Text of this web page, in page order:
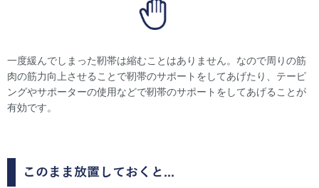
一度緩んでしまった靭帯は縮むことはありません。なので周りの筋
肉の筋力向上させることで靭帯のサポートをしてあげたり、テーピ
ングやサポーターの使用などで靭帯のサポートをしてあげることが
有効です。
このまま放置しておくと...